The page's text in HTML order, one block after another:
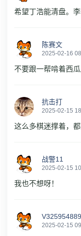
希望丁浩能清盘。李
陈赛文
2025-02-16
不要跟一帮啃着西
抗击打
2025-02-15
这么多棋迷撑着，
战警11
2025-02-15
我也不想呀！
V325954889
2025-02-15